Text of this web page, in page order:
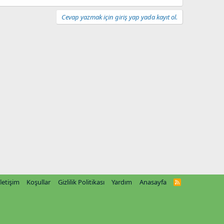
Cevap yazmak için giriş yap yada kayıt ol.
Koşullar Gizlilik Politikası Yardım Anasayfa
R